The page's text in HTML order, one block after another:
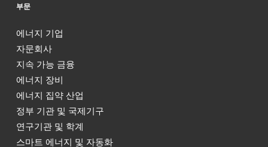
부문
에너지 기업
자문회사
지속 가능 금융
에너지 장비
에너지 집약 산업
정부 기관 및 국제기구
연구기관 및 학계
스마트 에너지 및 자동화